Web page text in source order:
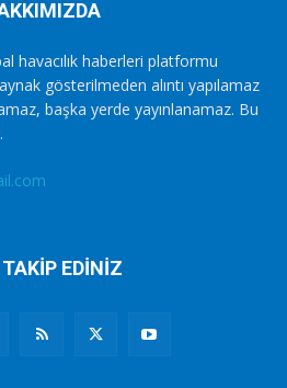
havacılık haberleri platformu
gösterilmeden alıntı yapılamaz
başka yerde yayınlanamaz. Bu
EDİNİZ